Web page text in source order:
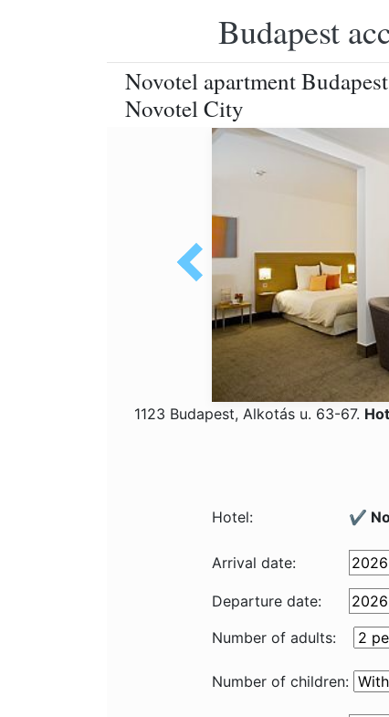
Budapest
Novotel apartment
Novotel City
1123 Budapest, Alkotás u. 63-67.
Hotel: ✔️
Arrival date:
Departure date:
Number of adults:
Number of children: